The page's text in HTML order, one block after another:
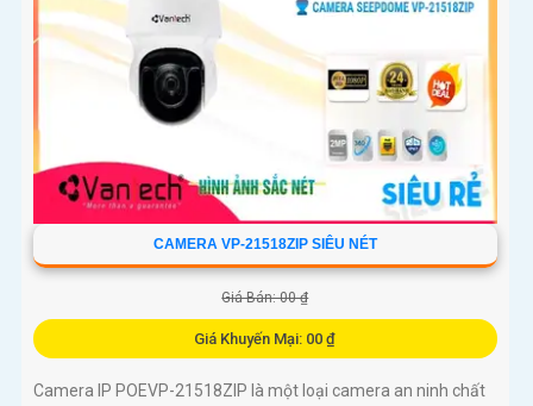
CAMERA VP-21518ZIP SIÊU NÉT
Giá Bán: 00 ₫
Giá Khuyến Mại: 00 ₫
Camera IP POEVP-21518ZIP là một loại camera an ninh chất